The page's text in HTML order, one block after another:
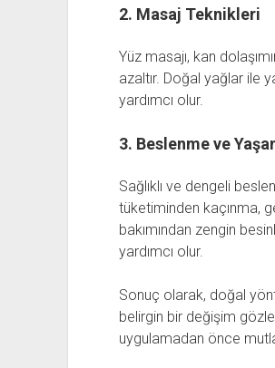
2. Masaj Teknikleri
Yüz masajı, kan
azaltır. Doğal yağlar ile
yardımcı olur.
3. Beslenme ve
Sağlıklı ve dengeli
tüketiminden kaçınma,
bakımından zengin
yardımcı olur.
Sonuç olarak, doğal
belirgin bir değişim
uygulamadan önce